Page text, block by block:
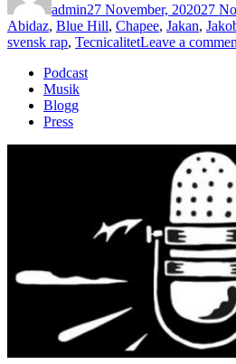
admin27 November, 202027
Abidaz, Blue Hill, Chapee, Jakan,
svensk rap, TecnicalitetLeave a
Podcast
Musik
Blogg
Press